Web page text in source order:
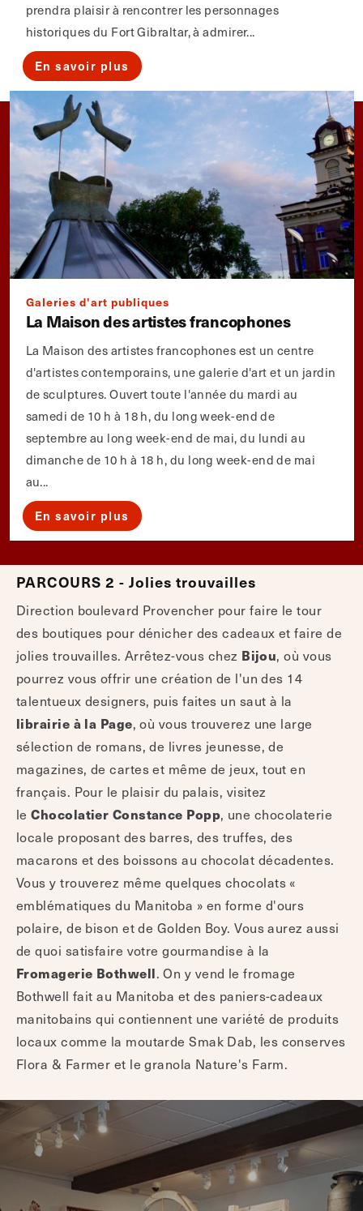
prendra plaisir à rencontrer les personnages
historiques du Fort Gibraltar, à admirer...
En savoir plus
Galeries d'art publiques
La Maison des artistes francophones
La Maison des artistes francophones est un centre
d'artistes contemporains, une galerie d'art et un jardin
de sculptures. Ouvert toute l'année du mardi au
samedi de 10 h à 18 h, du long week-end de
septembre au long week-end de mai, du lundi au
dimanche de 10 h à 18 h, du long week-end de mai
au...
En savoir plus
PARCOURS 2 - Jolies trouvailles
Direction boulevard Provencher pour faire le tour
des boutiques pour dénicher des cadeaux et faire de
jolies trouvailles. Arrêtez-vous chez Bijou, où vous
pourrez vous offrir une création de l'un des 14
talentueux designers, puis faites un saut à la
librairie à la Page, où vous trouverez une large
sélection de romans, de livres jeunesse, de
magazines, de cartes et même de jeux, tout en
français. Pour le plaisir du palais, visitez
leChocolatier Constance Popp, une chocolaterie
locale proposant des barres, des truffes, des
macarons et des boissons au chocolat décadentes.
Vous y trouverez même quelques chocolats «
emblématiques du Manitoba » en forme d'ours
polaire, de bison et de Golden Boy. Vous aurez aussi
de quoi satisfaire votre gourmandise à la
Fromagerie Bothwell. On y vend le fromage
Bothwell fait au Manitoba et des paniers-cadeaux
manitobains qui contiennent une variété de produits
locaux comme la moutarde Smak Dab, les conserves
Flora & Farmer et le granola Nature's Farm.